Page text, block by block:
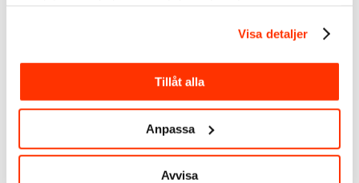
Visa detaljer
Tillåt alla
Anpassa
Avvisa
inlägg än om man postar
ett eget inlägg som
2020/01/22 den 06:36
Hej igen,